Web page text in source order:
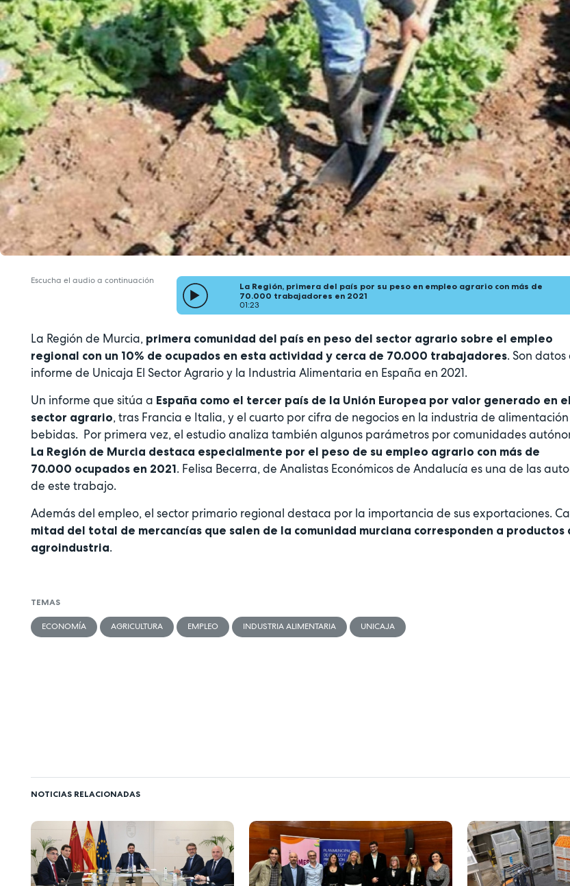
Escucha el audio a continuación
La Región, primera del país por su peso en empleo agrario con más de
70.000 trabajadores en 2021
01:23
La Región de Murcia, primera comunidad del país en peso del sector agrario sobre el empleo
regional con un 10% de ocupados en esta actividad y cerca de 70.000 trabajadores. Son datos
informe de Unicaja El Sector Agrario y la Industria Alimentaria en España en 2021.
Un informe que sitúa a España como el tercer país de la Unión Europea por valor generado en el
sector agrario, tras Francia e Italia, y el cuarto por cifra de negocios en la industria de
bebidas. Por primera vez, el estudio analiza también algunos parámetros por comunidades
La Región de Murcia destaca especialmente por el peso de su empleo agrario con más de
70.000 ocupados en 2021. Felisa Becerra, de Analistas Económicos de Andalucía es una de las
de este trabajo.
Además del empleo, el sector primario regional destaca por la importancia de sus exportaciones.
mitad del total de mercancías que salen de la comunidad murciana corresponden a productos
agroindustria.
TEMAS
ECONOMÍA AGRICULTURA EMPLEO INDUSTRIA ALIMENTARIA UNICAJA
NOTICIAS RELACIONADAS